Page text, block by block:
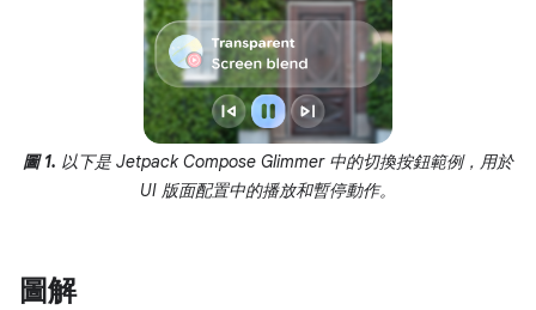
圖 1. 以下是 Jetpack Compose Glimmer 中的切換按鈕範例，用於
UI 版面配置中的播放和暫停動作。
圖解